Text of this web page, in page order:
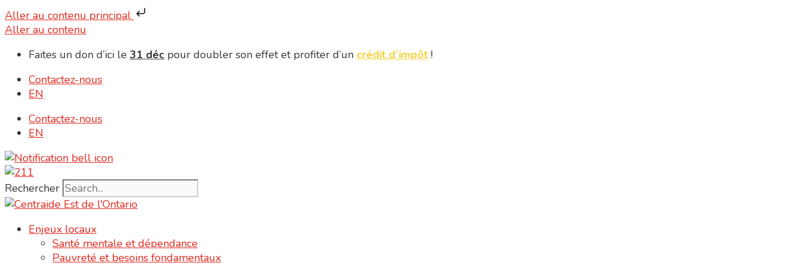
Aller au contenu principal
Aller au contenu
Faites un don d’ici le 31 déc pour doubler son effet et profiter d’un crédit d’impôt !
Contactez-nous
EN
Contactez-nous
EN
Rechercher
Enjeux locaux
Santé mentale et dépendance
Pauvreté et besoins fondamentaux